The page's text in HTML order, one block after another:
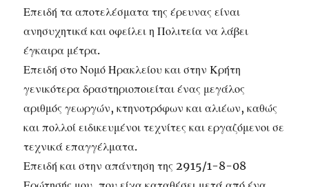
Επειδή τα αποτελέσματα της έρευνας είναι
ανησυχητικά και οφείλει η Πολιτεία να λάβει
έγκαιρα μέτρα.
Επειδή στο Νομό Ηρακλείου και στην Κρήτη
γενικότερα δραστηριοποιείται ένας μεγάλος
αριθμός γεωργών, κτηνοτρόφων και αλιέων, καθώς
και πολλοί ειδικευμένοι τεχνίτες και εργαζόμενοι σε
τεχνικά επαγγέλματα.
Επειδή και στην απάντηση της 2915/1-8-08